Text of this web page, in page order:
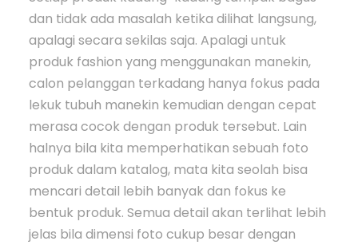
dan tidak ada masalah ketika dilihat langsung,
apalagi secara sekilas saja. Apalagi untuk
produk fashion yang menggunakan manekin,
calon pelanggan terkadang hanya fokus pada
lekuk tubuh manekin kemudian dengan cepat
merasa cocok dengan produk tersebut. Lain
halnya bila kita memperhatikan sebuah foto
produk dalam katalog, mata kita seolah bisa
mencari detail lebih banyak dan fokus ke
bentuk produk. Semua detail akan terlihat lebih
jelas bila dimensi foto cukup besar dengan